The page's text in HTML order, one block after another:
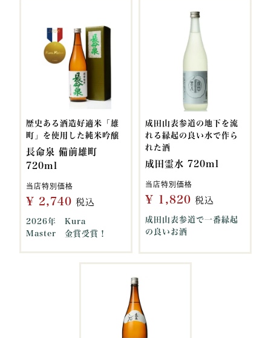
歴史ある酒造好適米「雄
町」を使用した純米吟醸
長命泉 備前雄町
720ml
当店特別価格
¥ 2,740 税込
2026年 Kura
Master 金賞受賞！
成田山表参道の地下を流
れる縁起の良い水で作ら
れた酒
成田霊水 720ml
当店特別価格
¥ 1,820 税込
成田山表参道で一番縁起
の良いお酒